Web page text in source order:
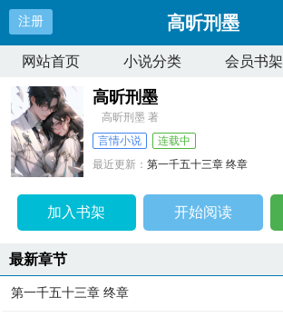
注册 高昕刑墨
网站首页 小说分类 会员书架
高昕刑墨
高昕刑墨 著
言情小说
连载中
最近更新：第一千五十三章 终章
加入书架 开始阅读
最新章节
第一千五十三章 终章